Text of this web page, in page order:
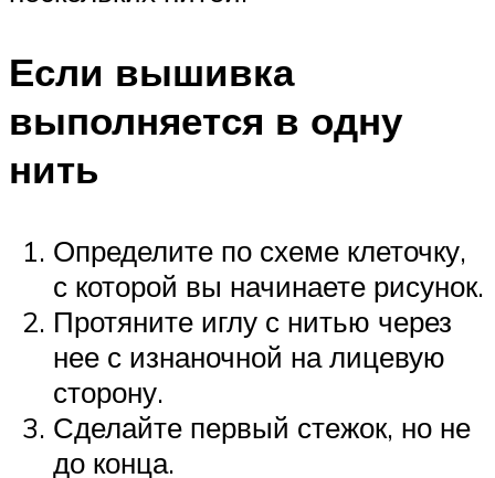
Если вышивка
выполняется в одну
нить
Определите по схеме клеточку,
с которой вы начинаете рисунок.
Протяните иглу с нитью через
нее с изнаночной на лицевую
сторону.
Сделайте первый стежок, но не
до конца.